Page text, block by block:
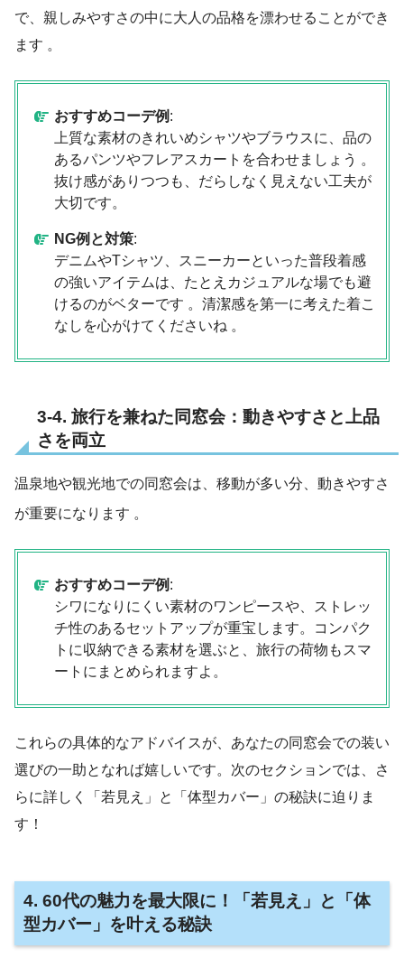
で、親しみやすさの中に大人の品格を漂わせることができ
ます 。
おすすめコーデ例 :
上質な素材のきれいめシャツやブラウスに、品の
あるパンツやフレアスカートを合わせましょう 。
抜け感がありつつも、だらしなく見えない工夫が
大切です。
NG例と対策:
デニムやTシャツ、スニーカーといった普段着感
の強いアイテムは、たとえカジュアルな場でも避
けるのがベターです 。清潔感を第一に考えた着こ
なしを心がけてくださいね 。
3-4. 旅行を兼ねた同窓会：動きやすさと上品
さを両立
温泉地や観光地での同窓会は、移動が多い分、動きやすさ
が重要になります 。
おすすめコーデ例 :
シワになりにくい素材のワンピースや、ストレッ
チ性のあるセットアップが重宝します。コンパク
トに収納できる素材を選ぶと、旅行の荷物もスマ
ートにまとめられますよ。
これらの具体的なアドバイスが、あなたの同窓会での装い
選びの一助となれば嬉しいです。次のセクションでは、さ
らに詳しく「若見え」と「体型カバー」の秘訣に迫りま
す！
4. 60代の魅力を最大限に！「若見え」と「体
型カバー」を叶える秘訣